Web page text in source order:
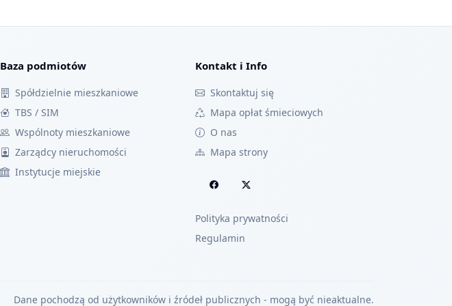
Baza podmiotów
Spółdzielnie mieszkaniowe
TBS / SIM
Wspólnoty mieszkaniowe
Zarządcy nieruchomości
Instytucje miejskie
Kontakt i Info
Skontaktuj się
Mapa opłat śmieciowych
O nas
Mapa strony
Polityka prywatności
Regulamin
Dane pochodzą od użytkowników i źródeł publicznych - mogą być nieaktualne.